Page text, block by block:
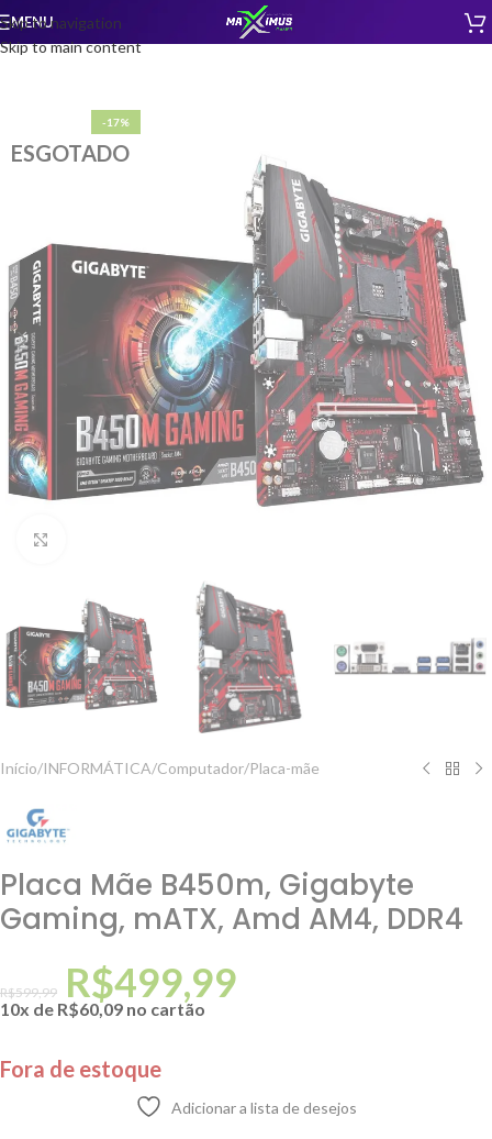
Skip to navigation
Skip to main content
MENU
-17%
ESGOTADO
Início/INFORMÁTICA/Computador/Placa-mãe
Placa Mãe B450m, Gigabyte
Gaming, mATX, Amd AM4, DDR4
R$599,99 R$499,99
10x de R$60,09 no cartão
Fora de estoque
Adicionar a lista de desejos